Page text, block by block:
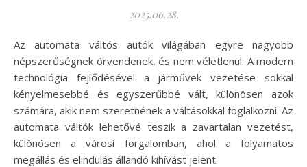
2025.06.28.
Az automata váltós autók világában egyre nagyobb
népszerűségnek örvendenek, és nem véletlenül. A modern
technológia fejlődésével a járművek vezetése sokkal
kényelmesebbé és egyszerűbbé vált, különösen azok
számára, akik nem szeretnének a váltásokkal foglalkozni. Az
automata váltók lehetővé teszik a zavartalan vezetést,
különösen a városi forgalomban, ahol a folyamatos
megállás és elindulás állandó kihívást jelent.